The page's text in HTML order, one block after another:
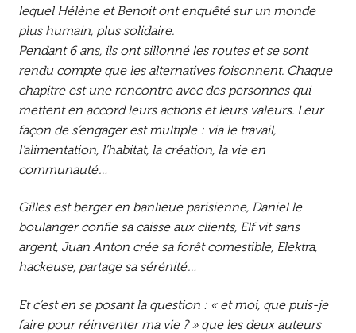
lequel Hélène et Benoit ont enquêté sur un monde
plus humain, plus solidaire.
Pendant 6 ans, ils ont sillonné les routes et se sont
rendu compte que les alternatives foisonnent. Chaque
chapitre est une rencontre avec des personnes qui
mettent en accord leurs actions et leurs valeurs. Leur
façon de s’engager est multiple : via le travail,
l’alimentation, l’habitat, la création, la vie en
communauté…
Gilles est berger en banlieue parisienne, Daniel le
boulanger confie sa caisse aux clients, Elf vit sans
argent, Juan Anton crée sa forêt comestible, Elektra,
hackeuse, partage sa sérénité…
Et c’est en se posant la question : « et moi, que puis-je
faire pour réinventer ma vie ? » que les deux auteurs